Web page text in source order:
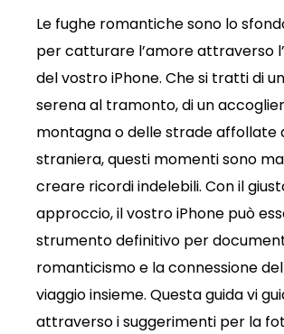
Le fughe romantiche sono lo
per catturare l’amore attraverso
del vostro iPhone. Che si tratti di
serena al tramonto, di un
montagna o delle strade affollate
straniera, questi momenti sono
creare ricordi indelebili. Con il
approccio, il vostro iPhone può
strumento definitivo per
romanticismo e la connessione
viaggio insieme. Questa guida vi
attraverso i suggerimenti per la